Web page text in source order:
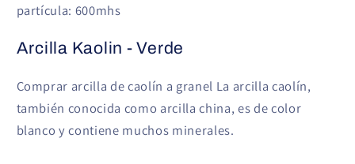
partícula: 600mhs
Arcilla Kaolin - Verde
Comprar arcilla de caolín a granel La arcilla caolín,
también conocida como arcilla china, es de color
blanco y contiene muchos minerales.